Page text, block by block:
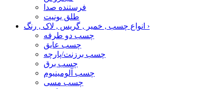
فرستنده صدا
طلق یونیت
›
چسب دو طرفه
چسب عایق
چسب برزنت/پارچه
چسب برق
چسب آلومینیوم
چسب مسی